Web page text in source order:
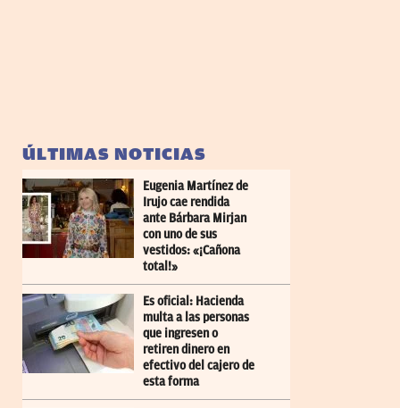
ÚLTIMAS NOTICIAS
Eugenia Martínez de
Irujo cae rendida
ante Bárbara Mirjan
con uno de sus
vestidos: «¡Cañona
total!»
Es oficial: Hacienda
multa a las personas
que ingresen o
retiren dinero en
efectivo del cajero de
esta forma